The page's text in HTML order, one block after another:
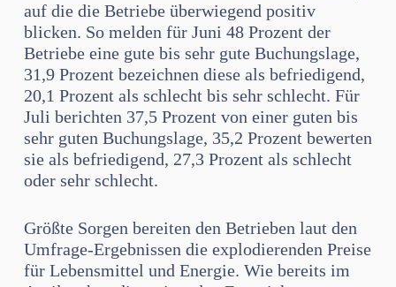
auf die die Betriebe überwiegend positiv
blicken. So melden für Juni 48 Prozent der
Betriebe eine gute bis sehr gute Buchungslage,
31,9 Prozent bezeichnen diese als befriedigend,
20,1 Prozent als schlecht bis sehr schlecht. Für
Juli berichten 37,5 Prozent von einer guten bis
sehr guten Buchungslage, 35,2 Prozent bewerten
sie als befriedigend, 27,3 Prozent als schlecht
oder sehr schlecht.
Größte Sorgen bereiten den Betrieben laut den
Umfrage-Ergebnissen die explodierenden Preise
für Lebensmittel und Energie. Wie bereits im